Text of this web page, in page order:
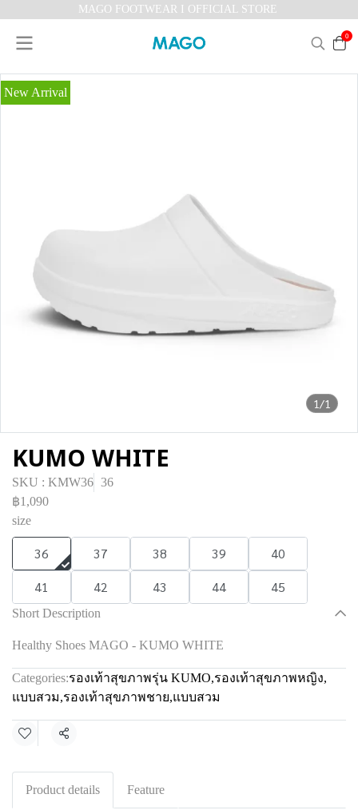
MAGO FOOTWEAR I OFFICIAL STORE
0
1/1
New Arrival
KUMO WHITE
SKU : KMW36 36
฿1,090
size
36 37 38 39
40
41
42 43 44 45
Short Description
Healthy Shoes MAGO - KUMO WHITE
Categories:รองเท้าสุขภาพรุ่น KUMO,รองเท้าสุขภาพหญิง,
แบบสวม,รองเท้าสุขภาพชาย,แบบสวม
Share
Product details Feature